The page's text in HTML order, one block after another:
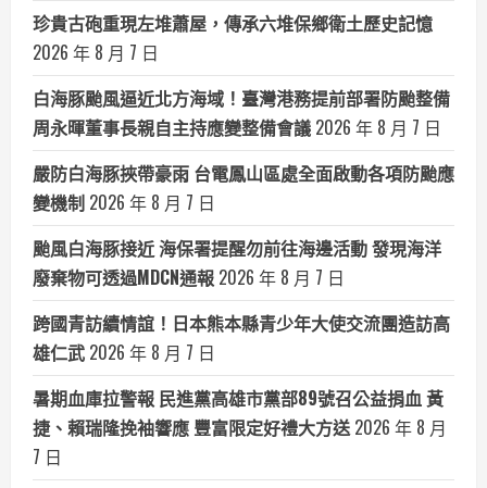
珍貴古砲重現左堆蕭屋，傳承六堆保鄉衛土歷史記憶
2026 年 8 月 7 日
白海豚颱風逼近北方海域！臺灣港務提前部署防颱整備
周永暉董事長親自主持應變整備會議 2026 年 8 月 7 日
嚴防白海豚挾帶豪雨 台電鳳山區處全面啟動各項防颱應
變機制 2026 年 8 月 7 日
颱風白海豚接近 海保署提醒勿前往海邊活動 發現海洋
廢棄物可透過MDCN通報 2026 年 8 月 7 日
跨國青訪續情誼！日本熊本縣青少年大使交流團造訪高
雄仁武 2026 年 8 月 7 日
暑期血庫拉警報 民進黨高雄市黨部89號召公益捐血 黃
捷、賴瑞隆挽袖響應 豐富限定好禮大方送 2026 年 8 月
7 日